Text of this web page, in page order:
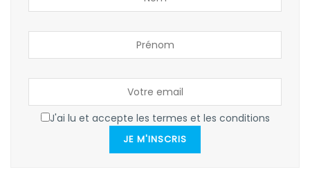
J'ai lu et accepte les termes et les conditions
JE M'INSCRIS